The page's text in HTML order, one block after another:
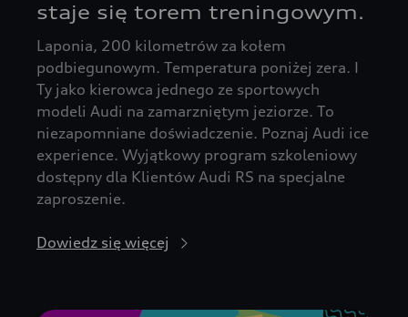
staje się torem treningowym.
Laponia, 200 kilometrów za kołem
podbiegunowym. Temperatura poniżej zera. I
Ty jako kierowca jednego ze sportowych
modeli Audi na zamarzniętym jeziorze. To
niezapomniane doświadczenie. Poznaj Audi ice
experience. Wyjątkowy program szkoleniowy
dostępny dla Klientów Audi RS na specjalne
zaproszenie.
Dowiedz się więcej